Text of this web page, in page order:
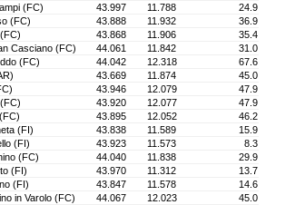
(FC) 43.997 11.788
24.9
(FC) 43.888 11.932
36.9
43.868 11.906
35.4
Casciano (FC) 44.061 11.842
31.0
(FC) 44.042 12.318
67.6
43.669 11.874
45.0
43.946 12.079
47.9
43.920 12.077
47.9
43.895 12.052
46.2
(FI) 43.838 11.589
15.9
(FI) 43.923 11.573
8.3
(FC) 44.040 11.838
29.9
(FI) 43.970 11.312
13.7
(FI) 43.847 11.578
14.6
in Varolo (FC) 44.067 12.023
45.0